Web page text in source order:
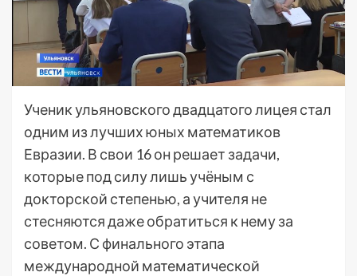
Ученик ульяновского двадцатого лицея стал
одним из лучших юных математиков
Евразии. В свои 16 он решает задачи,
которые под силу лишь учёным с
докторской степенью, а учителя не
стесняются даже обратиться к нему за
советом. С финального этапа
международной математической